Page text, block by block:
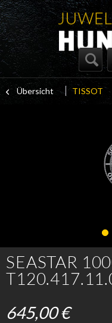
Übersicht TISSOT
SEASTAR
645,00 €